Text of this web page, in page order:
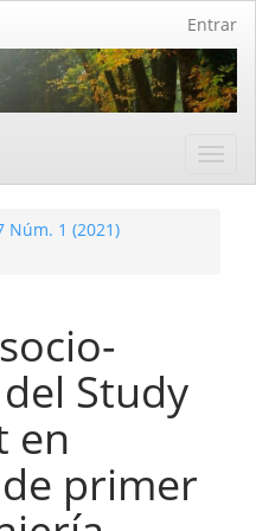
Entrar
Núm. 1 (2021)
Study
en
primer